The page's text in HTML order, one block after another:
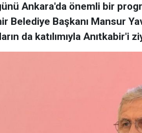
Ankara'da önemli bir
Belediye Başkanı Mansur
da katılımıyla Anıtkabir'i